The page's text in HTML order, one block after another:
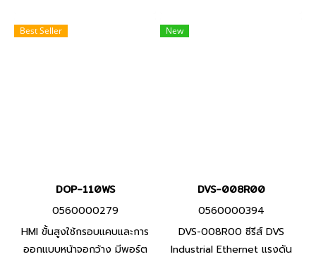
Best Seller
DOP-110WS
0560000279
HMI ขั้นสูงใช้กรอบแคบและการ
ออกแบบหน้าจอกว้าง มีพอร์ต
New
DVS-008R00
0560000394
DVS-008R00 ซีรีส์ DVS
Industrial Ethernet แรงดัน